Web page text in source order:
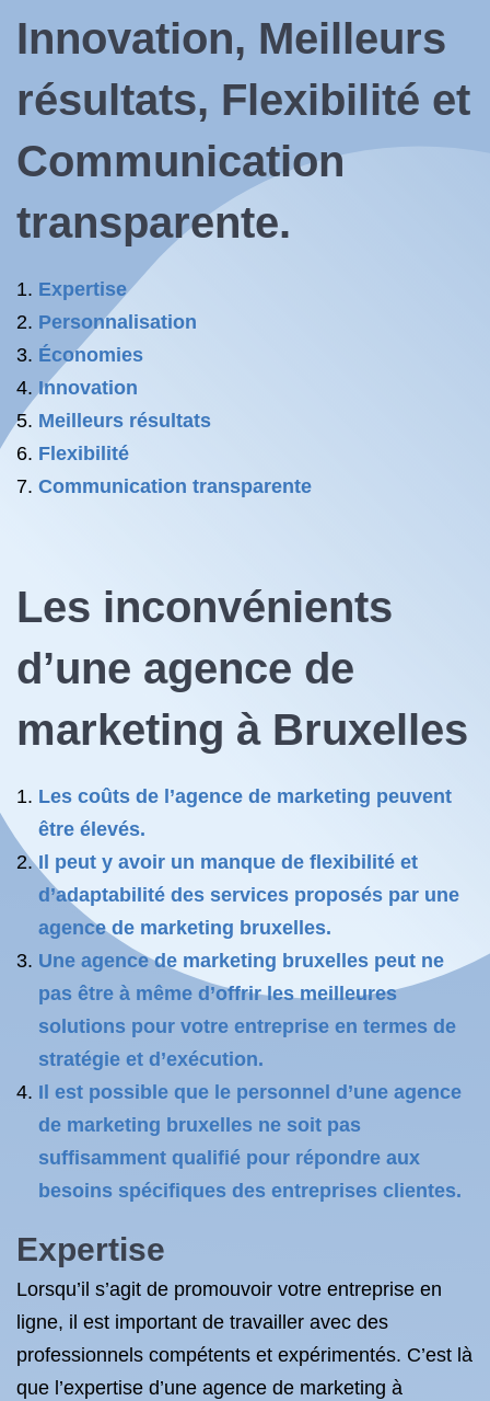
Innovation, Meilleurs
résultats, Flexibilité et
Communication
transparente.
Expertise
Personnalisation
Économies
Innovation
Meilleurs résultats
Flexibilité
Communication transparente
Les inconvénients
d’une agence de
marketing à Bruxelles
Les coûts de l’agence de marketing peuvent
être élevés.
Il peut y avoir un manque de flexibilité et
d’adaptabilité des services proposés par une
agence de marketing bruxelles.
Une agence de marketing bruxelles peut ne
pas être à même d’offrir les meilleures
solutions pour votre entreprise en termes de
stratégie et d’exécution.
Il est possible que le personnel d’une agence
de marketing bruxelles ne soit pas
suffisamment qualifié pour répondre aux
besoins spécifiques des entreprises clientes.
Expertise
Lorsqu’il s’agit de promouvoir votre entreprise en
ligne, il est important de travailler avec des
professionnels compétents et expérimentés. C’est là
que l’expertise d’une agence de marketing à